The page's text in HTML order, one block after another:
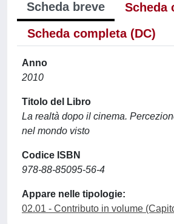
Scheda breve
Scheda
Scheda completa (DC)
Anno
2010
Titolo del Libro
La realtà dopo il cinema.
nel mondo visto
Codice ISBN
978-88-85095-56-4
Appare nelle tipologie:
02.01 - Contributo in volume